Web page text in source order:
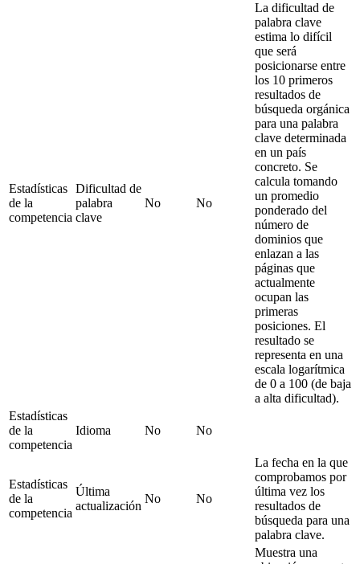
Estadísticas
de la
competencia
Dificultad de
palabra
clave
No No
La dificultad de
palabra clave
estima lo difícil
que será
posicionarse entre
los 10 primeros
resultados de
búsqueda orgánica
para una palabra
clave determinada
en un país
concreto. Se
calcula tomando
un promedio
ponderado del
número de
dominios que
enlazan a las
páginas que
actualmente
ocupan las
primeras
posiciones. El
resultado se
representa en una
escala logarítmica
de 0 a 100 (de baja
a alta dificultad).
Estadísticas
de la
competencia
Idioma No No
Estadísticas
de la
competencia
Última
actualización
No No
La fecha en la que
comprobamos por
última vez los
resultados de
búsqueda para una
palabra clave.
Muestra una